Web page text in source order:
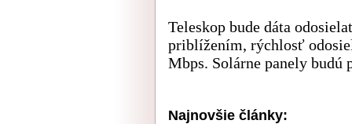
Teleskop bude dáta
priblížením, rýchlosť
Mbps. Solárne panely
Najnovšie články: